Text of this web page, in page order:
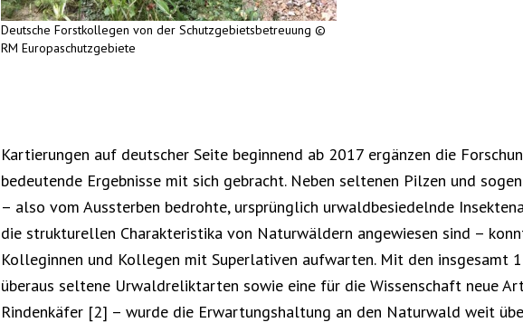
Deutsche Forstkollegen von der Schutzgebietsbetreuung ©
RM Europaschutzgebiete
Kartierungen auf deutscher Seite beginnend ab 2017 ergänzen die
bedeutende Ergebnisse mit sich gebracht. Neben seltenen Pilzen und
– also vom Aussterben bedrohte, ursprünglich urwaldbesiedelnde
die strukturellen Charakteristika von Naturwäldern angewiesen sind –
Kolleginnen und Kollegen mit Superlativen aufwarten. Mit den insgesamt
überaus seltene Urwaldreliktarten sowie eine für die Wissenschaft neue
Rindenkäfer [2] – wurde die Erwartungshaltung an den Naturwald weit